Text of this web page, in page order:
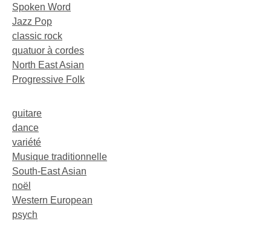
Spoken Word
Jazz Pop
classic rock
quatuor à cordes
North East Asian
Progressive Folk
guitare
dance
variété
Musique traditionnelle
South-East Asian
noël
Western European
psych